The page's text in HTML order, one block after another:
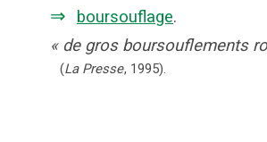
⇒ boursouflage.
« de gros boursouflements
(La Presse, 1995).